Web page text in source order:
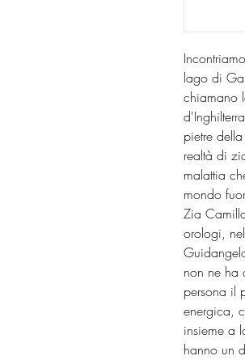
lago di
chiamano
pietre
realtà di
malattia
mondo
Zia
orologi,
non ne ha
persona il
energica,
insieme a
hanno un